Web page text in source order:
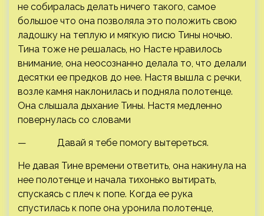
не собиралась делать ничего такого, самое
большое что она позволяла это положить свою
ладошку на теплую и мягкую писю Тины ночью.
Тина тоже не решалась, но Насте нравилось
внимание, она неосознанно делала то, что делали
десятки ее предков до нее. Настя вышла с речки,
возле камня наклонилась и подняла полотенце.
Она слышала дыхание Тины. Настя медленно
повернулась со словами
— Давай я тебе помогу вытереться.
Не давая Тине времени ответить, она накинула на
нее полотенце и начала тихонько вытирать,
спускаясь с плеч к попе. Когда ее рука
спустилась к попе она уронила полотенце,